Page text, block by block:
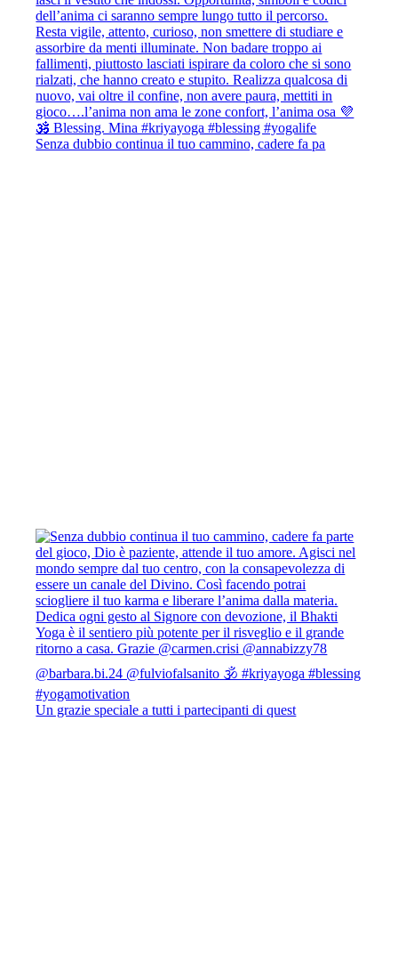
Senza dubbio continua il tuo cammino, cadere fa pa
Un grazie speciale a tutti i partecipanti di quest